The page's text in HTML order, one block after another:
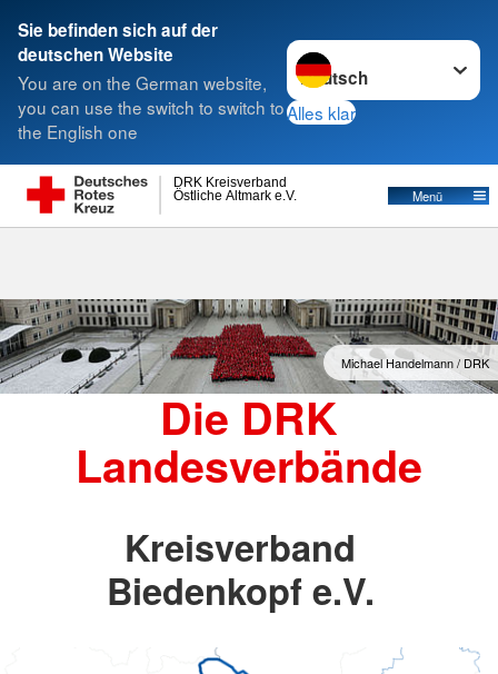
Sie befinden sich auf der
deutschen Website
You are on the German website,
you can use the switch to switch to
the English one
Sprache wechseln zu
Alles klar
Östliche Altmark e.V.
DRK Kreisverband
Menü
Suche
Landesverbände
Michael Handelmann / DRK
Die DRK
Landesverbände
Kreisverband
Biedenkopf e.V.